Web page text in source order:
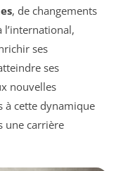
, de changements
l’international,
ses
ses
nouvelles
à cette dynamique
une carrière